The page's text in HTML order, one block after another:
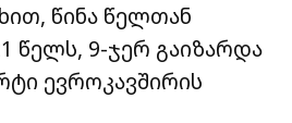
წინა წელთან
წელს, 9-ჯერ გაიზარდა
ევროკავშირის